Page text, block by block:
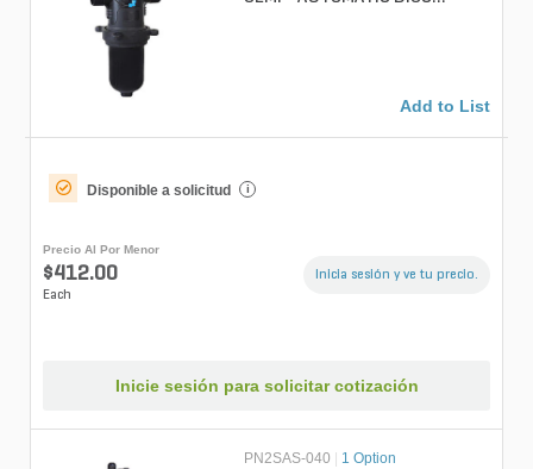
Add to List
Disponible a solicitud i
Precio Al Por Menor
$412.00
Each
Inicia sesión y ve tu precio.
Inicie sesión para solicitar cotización
PN2SAS-040 1 Option